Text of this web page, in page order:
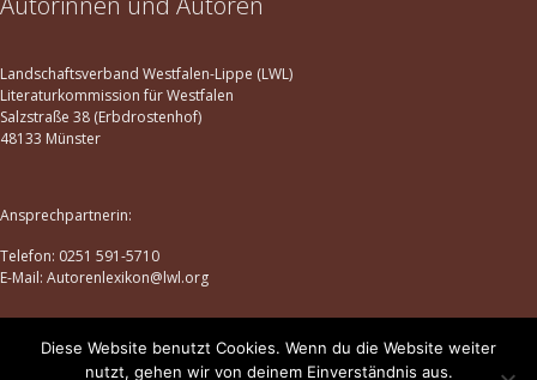
Landschaftsverband Westfalen-Lippe (LWL)
Literaturkommission für Westfalen
Salzstraße 38 (Erbdrostenhof)
48133 Münster
Ansprechpartnerin:
Telefon: 0251 591-5710
E-Mail: Autorenlexikon@lwl.org
Datenschutz |Impressum
Diese Website benutzt Cookies. Wenn du die Website weiter
nutzt, gehen wir von deinem Einverständnis aus.